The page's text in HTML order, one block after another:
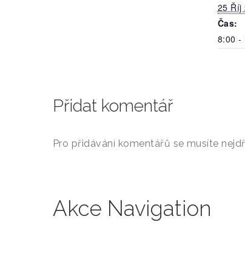
25 Říj
Čas:
8:00 -
Přidat komentář
Pro přidávání komentářů se musíte
Akce Navigation